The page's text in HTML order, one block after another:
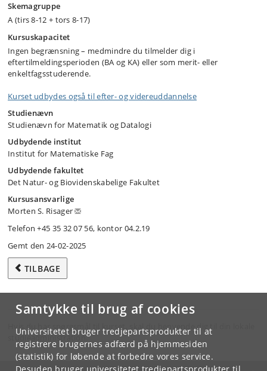
Samtykke til brug af cookies
Universitetet bruger tredjepartsprodukter til at
registrere brugernes adfærd på hjemmesiden
(statistik) for løbende at forbedre vores service.
Skemagruppe
A (tirs 8-12 + tors 8-17)
Kursuskapacitet
Ingen begrænsning – medmindre du tilmelder dig i
eftertilmeldingsperioden (BA og KA) eller som merit- eller
enkeltfagsstuderende.
Kurset udbydes også til efter- og videreuddannelse
Studienævn
Studienævn for Matematik og Datalogi
Udbydende institut
Institut for Matematiske Fag
Udbydende fakultet
Det Natur- og Biovidenskabelige Fakultet
Kursusansvarlige
Morten S. Risager
Telefon +45 35 32 07 56, kontor 04.2.19
Gemt den 24-02-2025
TILBAGE
Hvis du har spørgsmål til kurset, skal du henvende dig til din lokale
studieadministration.